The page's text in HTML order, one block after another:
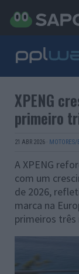
XPENG
primeiro
21 ABR 2026 ·
A XPENG
com um
de 2026,
marca na
primeiros três